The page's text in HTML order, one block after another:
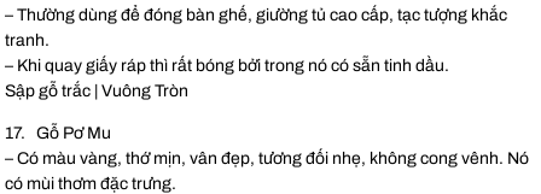
– Thường dùng để đóng bàn ghế, giường tủ cao cấp, tạc tượng khắc
tranh.
– Khi quay giấy ráp thì rất bóng bởi trong nó có sẵn tinh dầu.
Sập gỗ trắc | Vuông Tròn
17. Gỗ Pơ Mu
– Có màu vàng, thớ mịn, vân đẹp, tương đối nhẹ, không cong vênh. Nó
có mùi thơm đặc trưng.